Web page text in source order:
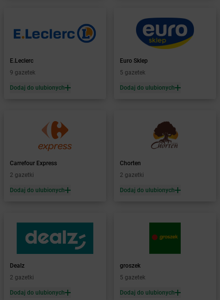
dino
Białuń
dino
dino Bielcza
Bielsk Podlaski
Bieniewice
dino Bieruń
dino Bierutów
Bierzwienna Długa
Bieżuń
Bieżyń
dino Bilcza
dino Biskupice
dino Biskupice Ołoboczne
dino Biskupiec
E.Leclerc
9 gazetek
Dodaj do ulubionych
Euro Sklep
5 gazetek
Dodaj do ulubionych
Carrefour Express
2 gazetki
Dodaj do ulubionych
Chorten
2 gazetki
Dodaj do ulubionych
Dealz
2 gazetki
Dodaj do ulubionych
groszek
5 gazetek
Dodaj do ulubionych